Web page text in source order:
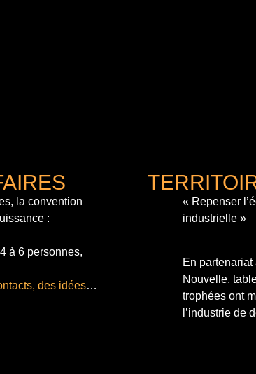
la convention
:
à 6 personnes,
des idées…
« Repenser
industrielle »
En partenariat
Nouvelle,
trophées ont
l’industrie de